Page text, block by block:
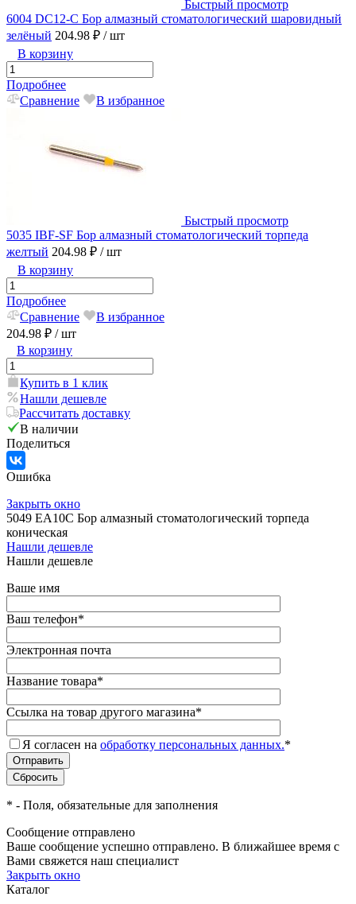
Быстрый просмотр
6004 DC12-C Бор алмазный стоматологический шаровидный
зелёный 204.98 ₽ / шт
В корзину
Подробнее
Сравнение
В избранное
Быстрый просмотр
5035 IBF-SF Бор алмазный стоматологический торпеда
желтый 204.98 ₽ / шт
В корзину
Подробнее
Сравнение
В избранное
204.98 ₽ / шт
В корзину
Купить в 1 клик
Нашли дешевле
Рассчитать доставку
В наличии
Поделиться
Ошибка
Закрыть окно
5049 EA10C Бор алмазный стоматологический торпеда
коническая
Нашли дешевле
Нашли дешевле
Ваше имя
Ваш телефон*
Электронная почта
Название товара*
Ссылка на товар другого магазина*
Я согласен на обработку персональных данных.*
* - Поля, обязательные для заполнения
Сообщение отправлено
Ваше сообщение успешно отправлено. В ближайшее время с
Вами свяжется наш специалист
Закрыть окно
Каталог